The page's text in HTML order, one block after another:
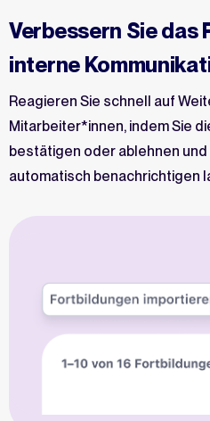
Verbessern Sie das
interne
Reagieren Sie schnell auf
Mitarbeiter*innen, indem Sie
bestätigen oder ablehnen
automatisch benachrichtigen